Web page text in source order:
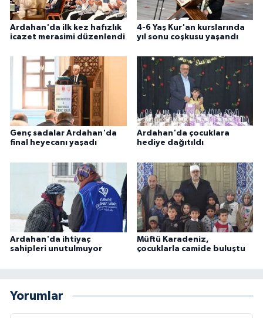
Ardahan'da ilk kez hafızlık
icazet merasimi düzenlendi
4-6 Yaş Kur'an kurslarında
yıl sonu coşkusu yaşandı
Genç sadalar Ardahan'da
final heyecanı yaşadı
Ardahan'da çocuklara
hediye dağıtıldı
Ardahan'da ihtiyaç
sahipleri unutulmuyor
Müftü Karadeniz,
çocuklarla camide buluştu
Yorumlar
Gaziantep Müftülüğü
Giresun Müftülüğü
Gümüşhane Müftülüğü
Hakkari Müftülüğü
Hatay Müftülüğü
Isparta Müftülüğü
İstanbul Müftülüğü
İzmir Müftülüğü